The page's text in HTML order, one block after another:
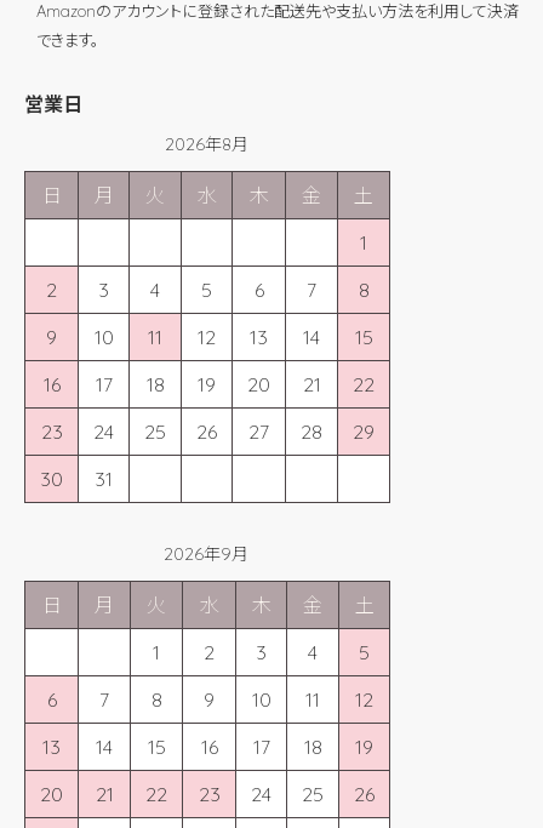
Amazonのアカウントに登録された配送先や支払い方法を利用して決済
できます。
営業日
2026年8月
日 月 火 水 木 金
土
1
2
3 4 5 6 7
8
9
10 11 12 13 14
15
16
17 18 19 20 21
22
23
24 25 26 27 28
29
30
31
2026年9月
日 月 火 水 木 金
土
1
2 3 4
5
6
7 8 9 10 11
12
13
14 15 16 17 18
19
20
21 22 23 24 25
26